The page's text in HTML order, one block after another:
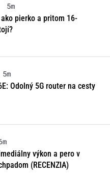
5m
pierko a pritom 16-
5m
Odolný 5G router na cesty
výkon a pero v
(RECENZIA)